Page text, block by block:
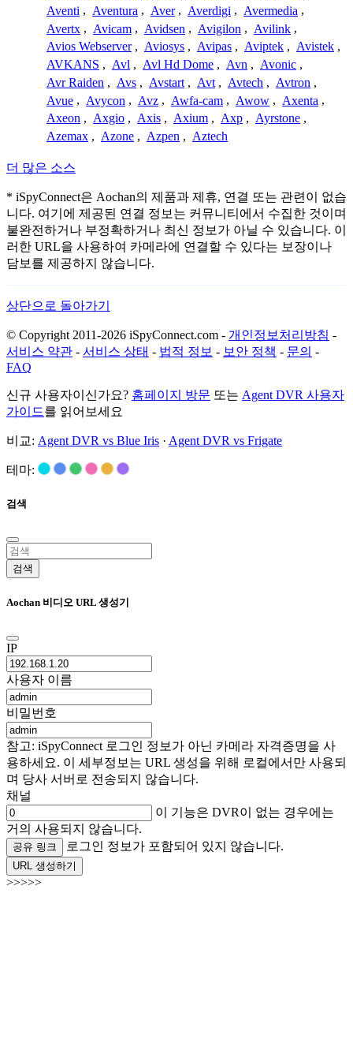
Aventi , Aventura , Aver , Averdigi , Avermedia ,
Avertx , Avicam , Avidsen , Avigilon , Avilink ,
Avios Webserver , Aviosys , Avipas , Aviptek , Avistek ,
AVKANS , Avl , Avl Hd Dome , Avn , Avonic ,
Avr Raiden , Avs , Avstart , Avt , Avtech , Avtron ,
Avue , Avycon , Avz , Awfa-cam , Awow , Axenta ,
Axeon , Axgio , Axis , Axium , Axp , Ayrstone ,
Azemax , Azone , Azpen , Aztech
더 많은 소스
* iSpyConnect은 Aochan의 제품과 제휴, 연결 또는 관련이 없습
니다. 여기에 제공된 연결 정보는 커뮤니티에서 수집한 것이며
불완전하거나 부정확하거나 최신 정보가 아닐 수 있습니다. 이
러한 URL을 사용하여 카메라에 연결할 수 있다는 보장이나
담보를 제공하지 않습니다.
상단으로 돌아가기
© Copyright 2011-2026 iSpyConnect.com - 개인정보처리방침 -
서비스 약관 - 서비스 상태 - 법적 정보 - 보안 정책 - 문의 -
FAQ
신규 사용자이신가요? 홈페이지 방문 또는 Agent DVR 사용자
가이드를 읽어보세요
비교: Agent DVR vs Blue Iris · Agent DVR vs Frigate
테마:
검색
검색
Aochan 비디오 URL 생성기
IP
사용자 이름
비밀번호
참고: iSpyConnect 로그인 정보가 아닌 카메라 자격증명을 사
용하세요. 이 세부정보는 URL 생성을 위해 로컬에서만 사용되
며 당사 서버로 전송되지 않습니다.
채널
이 기능은 DVR이 없는 경우에는
거의 사용되지 않습니다.
공유 링크 로그인 정보가 포함되어 있지 않습니다.
URL 생성하기
>>>>>